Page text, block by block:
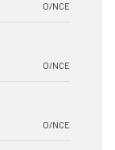
O/NCE
O/NCE
O/NCE